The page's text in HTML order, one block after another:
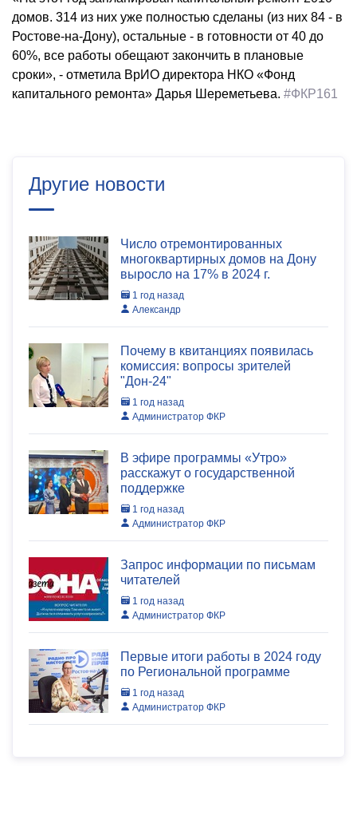
домов. 314 из них уже полностью сделаны (из них 84 - в
Ростове-на-Дону), остальные - в готовности от 40 до
60%, все работы обещают закончить в плановые
сроки», - отметила ВрИО директора НКО «Фонд
капитального ремонта» Дарья Шереметьева. #ФКР161
Другие новости
Число отремонтированных
многоквартирных домов на Дону
выросло на 17% в 2024 г.
1 год назад
Александр
Почему в квитанциях появилась
комиссия: вопросы зрителей
"Дон-24"
1 год назад
Администратор ФКР
В эфире программы «Утро»
расскажут о государственной
поддержке
1 год назад
Администратор ФКР
Запрос информации по письмам
читателей
1 год назад
Администратор ФКР
Первые итоги работы в 2024 году
по Региональной программе
1 год назад
Администратор ФКР